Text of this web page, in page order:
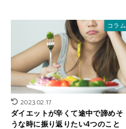
コラム
2023.02.17
ダイエットが辛くて途中で諦めそ
うな時に振り返りたい4つのこと